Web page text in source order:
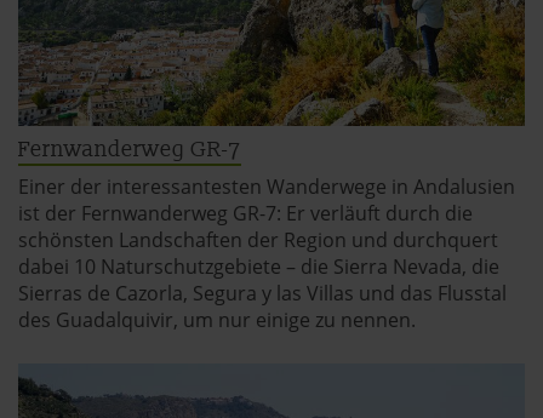
Fernwanderweg GR-7
Einer der interessantesten Wanderwege in Andalusien
ist der Fernwanderweg GR-7: Er verläuft durch die
schönsten Landschaften der Region und durchquert
dabei 10 Naturschutzgebiete – die Sierra Nevada, die
Sierras de Cazorla, Segura y las Villas und das Flusstal
des Guadalquivir, um nur einige zu nennen.